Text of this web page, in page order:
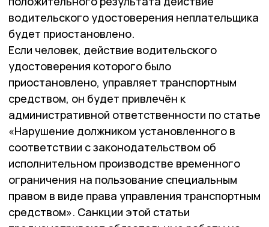
водительского удостоверения неплательщика
будет приостановлено.
Если человек, действие водительского
удостоверения которого было
приостановлено, управляет транспортным
средством, он будет привлечён к
административной ответственности по статье
«Нарушение должником установленного в
соответствии с законодательством об
исполнительном производстве временного
ограничения на пользование специальным
правом в виде права управления транспортным
средством». Санкции этой статьи